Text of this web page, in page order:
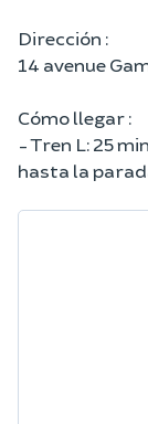
Dirección :
14 avenue
Cómo llegar :
- Tren L: 25
hasta la